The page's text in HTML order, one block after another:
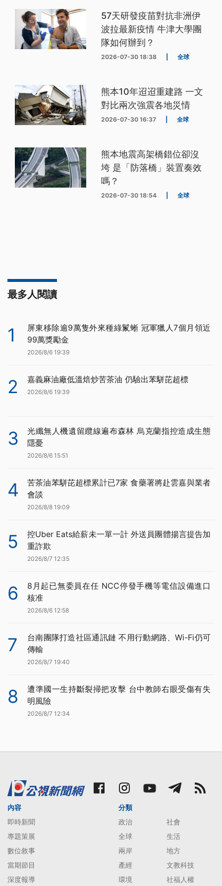
57天研發疫苗對抗非洲伊
波拉最新疫情 牛津大學團
隊如何辦到？
2026-07-30 18:38 全球
熊本10年迢迢重建路 一文
對比兩次強震各地災情
2026-07-30 16:37 全球
熊本地震高架橋錯位卻沒
垮 是「防落橋」裝置奏效
嗎？
2026-07-30 18:54 全球
最多人閱讀
1
屏東移除逾9萬隻外來種綠鬣蜥 冠軍獵人7個月領近
99萬獎勵金
2026/8/6 19:39
2 嘉義麻油廠低溫焙炒苦茶油 仍驗出苯駢芘超標
2026/8/6 19:39
3
光纖無人機遺留纜線遍布森林 烏克蘭指控造成生態
隱憂
2026/8/6 15:51
4
苦茶油苯駢芘超標累計已7家 食藥署將赴雲嘉與業者
會談
2026/8/8 19:09
5
控Uber Eats給薪未一單一計 外送員團體揚言提告加
重詐欺
2026/8/7 12:35
6
8月起已無委員在任 NCC停發手機等電信設備進口
核准
2026/8/6 12:58
7
台南團隊打造社區通訊鏈 不用行動網路、Wi-Fi仍可
傳輸
2026/8/7 19:40
8
遭準國一生持斷裂掃把攻擊 台中教師右眼受傷有失
明風險
2026/8/7 12:34
內容
即時新聞
專題策展
數位敘事
當期節目
深度報導
分類
政治
社會
全球
生活
兩岸
地方
產經
文教科技
環境
社福人權